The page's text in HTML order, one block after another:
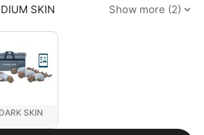
SKIN Show more (2)
DARK SKIN